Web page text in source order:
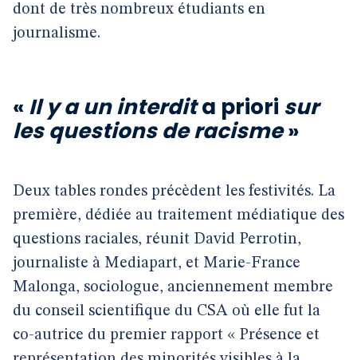
dont de très nombreux étudiants en
journalisme.
«Il y a un interdita priori sur
les questions de racisme»
Deux tables rondes précèdent les festivités. La
première, dédiée au traitement médiatique des
questions raciales, réunit David Perrotin,
journaliste à Mediapart, et Marie-France
Malonga, sociologue, anciennement membre
du conseil scientifique du CSA où elle fut la
co-autrice du premier rapport « Présence et